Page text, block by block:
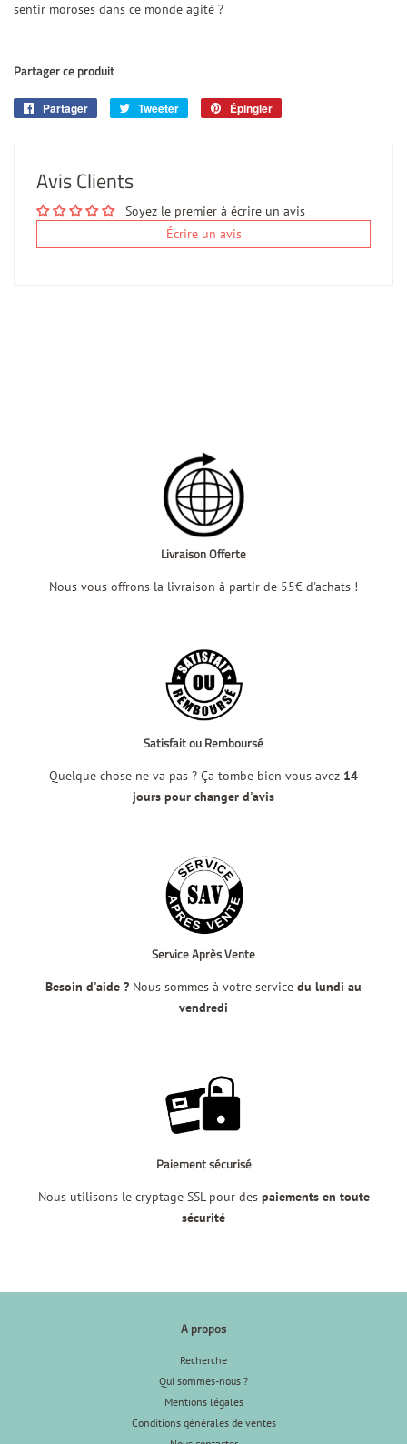
sentir moroses dans ce monde agité ?
Partager ce produit
Partager
PartagerTweeter
Tweeter
Épingler
Avis Clients
Soyez le premier à écrire un avis
Écrire un avis
Livraison Offerte
Nous vous offrons la livraison à partir de 55€ d'achats !
Satisfait ou Remboursé
Quelque chose ne va pas ? Ça tombe bien vous avez 14
jours pour changer d'avis
Service Après Vente
Besoin d'aide ? Nous sommes à votre service du lundi au
vendredi
Paiement sécurisé
Nous utilisons le cryptage SSL pour des paiements en toute
sécurité
A propos
Recherche
Qui sommes-nous ?
Mentions légales
Conditions générales de ventes